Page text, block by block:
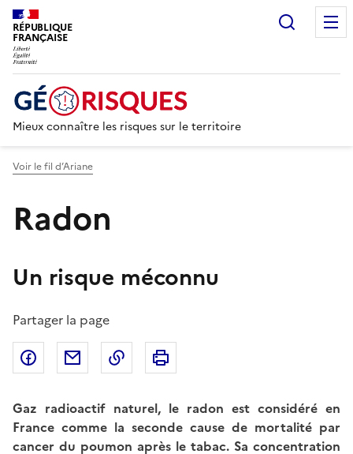
RÉPUBLIQUE
FRANÇAISE
Mieux connaître les risques sur le territoire
Voir le fil d’Ariane
Radon
Un risque méconnu
Partager la page
Partager sur Facebook
Partager par emailCopier dans le presse-papier
Gaz radioactif naturel, le radon est considéré en
France comme la seconde cause de mortalité par
cancer du poumon après le tabac. Sa concentration